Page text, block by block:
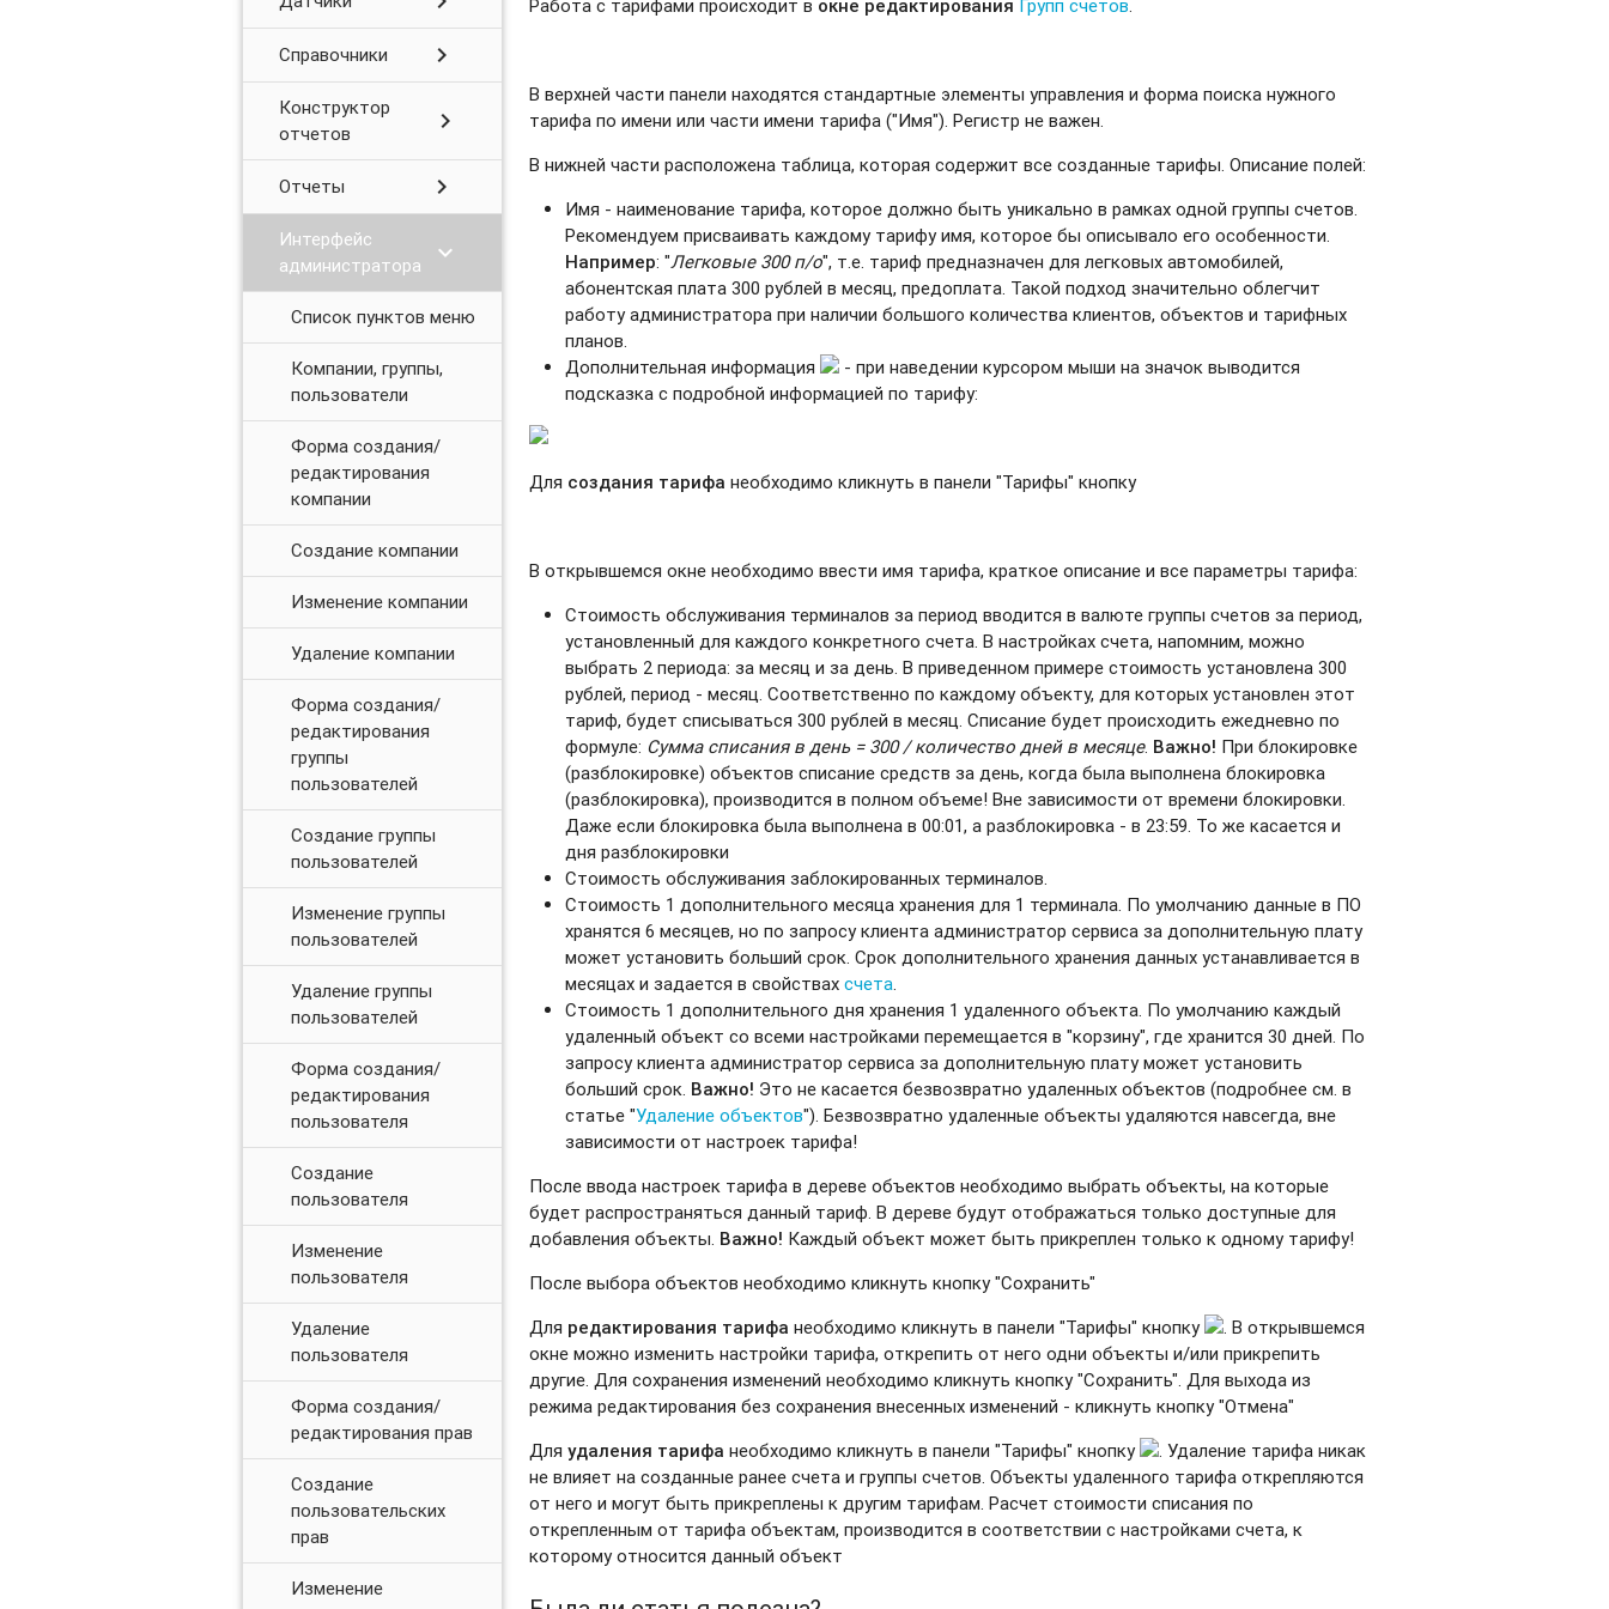
Справочники chevron_right
Конструктор
отчетов
chevron_right
Отчеты chevron_right
Интерфейс
администратора
chevron_right
Список пунктов меню
Компании, группы,
пользователи
Форма создания/
редактирования
компании
Создание компании
Изменение компании
Удаление компании
Форма создания/
редактирования
группы
пользователей
Создание группы
пользователей
Изменение группы
пользователей
Удаление группы
пользователей
Форма создания/
редактирования
пользователя
Создание
пользователя
Изменение
пользователя
Удаление
пользователя
Форма создания/
редактирования прав
Создание
пользовательских
прав
Изменение
Работа с тарифами происходит в окне редактирования Групп счетов
В верхней части панели находятся стандартные элементы управления и форма поиска нужного
тарифа по имени или части имени тарифа ("Имя"). Регистр не важен.
В нижней части расположена таблица, которая содержит все созданные тарифы. Описание полей:
Имя - наименование тарифа, которое должно быть уникально в рамках одной группы счетов.
Рекомендуем присваивать каждому тарифу имя, которое бы описывало его особенности.
Например: "Легковые 300 п/о", т.е. тариф предназначен для легковых автомобилей,
абонентская плата 300 рублей в месяц, предоплата. Такой подход значительно облегчит
работу администратора при наличии большого количества клиентов, объектов и тарифных
планов.
Дополнительная информация
- при наведении курсором мыши на значок выводится
подсказка с подробной информацией по тарифу:
Для создания тарифа необходимо кликнуть в панели "Тарифы" кнопку
В открывшемся окне необходимо ввести имя тарифа, краткое описание и все параметры тарифа:
Стоимость обслуживания терминалов за период вводится в валюте группы счетов за период,
установленный для каждого конкретного счета. В настройках счета, напомним, можно
выбрать 2 периода: за месяц и за день. В приведенном примере стоимость установлена 300
рублей, период - месяц. Соответственно по каждому объекту, для которых установлен этот
тариф, будет списываться 300 рублей в месяц. Списание будет происходить ежедневно по
формуле: Сумма списания в день = 300 / количество дней в месяце. Важно! При блокировке
(разблокировке) объектов списание средств за день, когда была выполнена блокировка
(разблокировка), производится в полном объеме! Вне зависимости от времени блокировки.
Даже если блокировка была выполнена в 00:01, а разблокировка - в 23:59. То же касается и
дня разблокировки
Стоимость обслуживания заблокированных терминалов.
Стоимость 1 дополнительного месяца хранения для 1 терминала. По умолчанию данные в ПО
хранятся 6 месяцев, но по запросу клиента администратор сервиса за дополнительную плату
может установить больший срок. Срок дополнительного хранения данных устанавливается в
месяцах и задается в свойствахсчета
Стоимость 1 дополнительного дня хранения 1 удаленного объекта. По умолчанию каждый
удаленный объект со всеми настройками перемещается в "корзину", где хранится 30 дней. По
запросу клиента администратор сервиса за дополнительную плату может установить
больший срок. Важно! Это не касается безвозвратно удаленных объектов (подробнее см. в
статье"Удаление объектов"). Безвозвратно удаленные объекты удаляются навсегда, вне
зависимости от настроек тарифа!
После ввода настроек тарифа в дереве объектов необходимо выбрать объекты, на которые
будет распространяться данный тариф. В дереве будут отображаться только доступные для
добавления объекты. Важно! Каждый объект может быть прикреплен только к одному тарифу!
После выбора объектов необходимо кликнуть кнопку "Сохранить"
Для редактирования тарифа необходимо кликнуть в панели "Тарифы" кнопку
. В открывшемся
окне можно изменить настройки тарифа, открепить от него одни объекты и/или прикрепить
другие. Для сохранения изменений необходимо кликнуть кнопку "Сохранить". Для выхода из
режима редактирования без сохранения внесенных изменений - кликнуть кнопку "Отмена"
Дляудаления тарифа необходимо кликнуть в панели "Тарифы" кнопку
. Удаление тарифа никак
не влияет на созданные ранее счета и группы счетов. Объекты удаленного тарифа открепляются
от него и могут быть прикреплены к другим тарифам. Расчет стоимости списания по
открепленным от тарифа объектам, производится в соответствии с настройками счета, к
которому относится данный объект